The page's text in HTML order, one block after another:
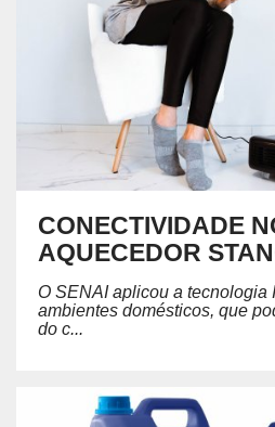
CONECTIVIDADE
AQUECEDOR
O SENAI aplicou a tecnologia
ambientes domésticos, que
do c...